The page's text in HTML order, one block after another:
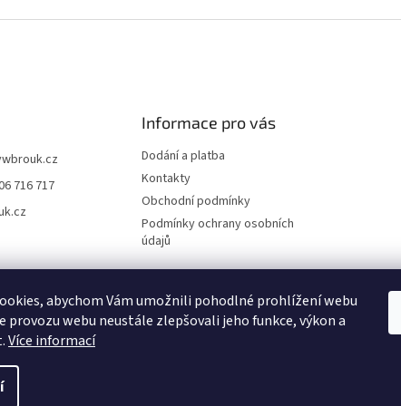
abychom Vám umožnili pohodlné prohlížení webu
provozu webu neustále zlepšovali jeho funkce, výkon a
Více informací
716 717
Informace pro vás
Dodání a platba
Kontakty
Obchodní podmínky
Podmínky ochrany osobních
údajů